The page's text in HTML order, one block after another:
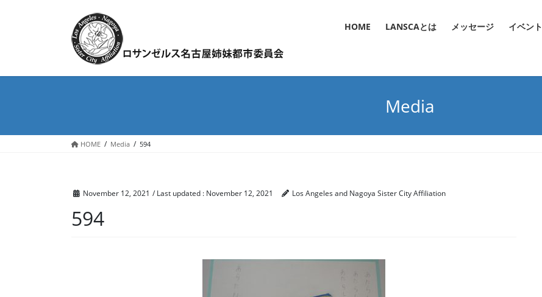
HOME LANSCAとは メッセージ イベント
Media
HOME Media 594
November 12, 2021 / Last updated : November 12, 2021 Los Angeles and Nagoya Sister City Affiliation
594